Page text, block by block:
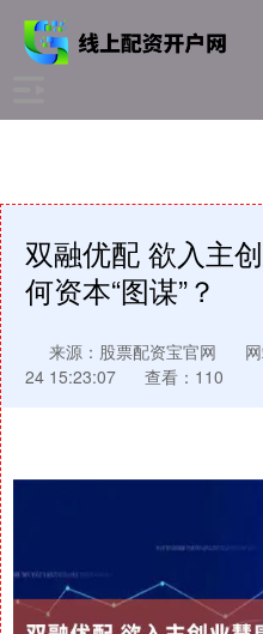
双融优配 欲入主
何资本“图谋”？
来源：股票配资宝官网
24 15:23:07
查看：110